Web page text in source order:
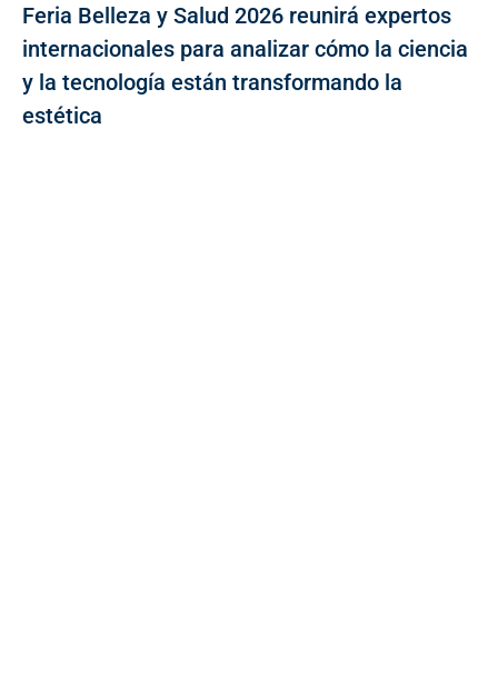
Feria Belleza y Salud 2026 reunirá expertos
internacionales para analizar cómo la ciencia
y la tecnología están transformando la
estética